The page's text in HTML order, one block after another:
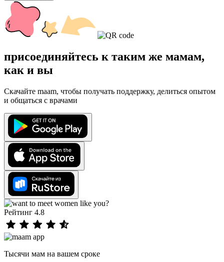
присоединяйтесь к таким же мамам,
как и вы
Скачайте maam, чтобы получать поддержку, делиться опытом
и общаться с врачами
Рейтинг 4.8
Тысячи мам на вашем сроке